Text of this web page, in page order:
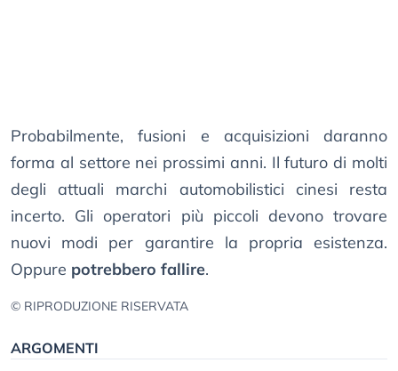
Probabilmente, fusioni e acquisizioni daranno
forma al settore nei prossimi anni. Il futuro di molti
degli attuali marchi automobilistici cinesi resta
incerto. Gli operatori più piccoli devono trovare
nuovi modi per garantire la propria esistenza.
Oppure potrebbero fallire.
© RIPRODUZIONE RISERVATA
ARGOMENTI